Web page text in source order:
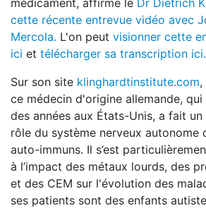
médicament, affirme le Dr Dietrich
cette récente entrevue vidéo avec
Mercola. L'on peut visionner cette
ici et télécharger sa transcription ici.
Sur son site klinghardtinstitute.com,
ce médecin d'origine allemande,
des années aux États-Unis, a fait
rôle du système nerveux autonome
auto-immuns. Il s’est
à l’impact des métaux lourds, des
et des CEM sur l'évolution des
ses patients sont des enfants